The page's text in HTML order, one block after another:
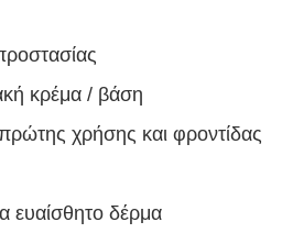
κρέμα / βάση
χρήσης και φροντίδας
ευαίσθητο δέρμα